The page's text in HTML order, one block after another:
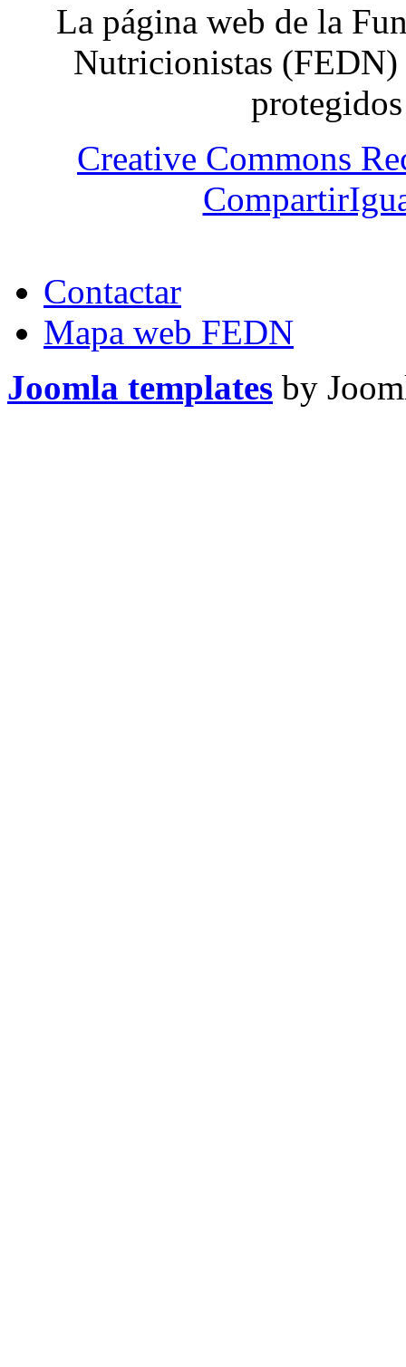
La página web de la
Nutricionistas (FEDN)
Creative Commons
Contactar
Mapa web FEDN
Joomla templates by